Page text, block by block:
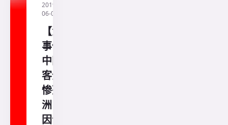
2019-
06-05
【澳洲
事件】
中国游
客全家
惨死澳
洲！原
因令人